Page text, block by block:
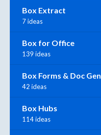
Box Extract
7 ideas
Box for Office
139 ideas
Box Forms & Doc Gen
42 ideas
Box Hubs
114 ideas